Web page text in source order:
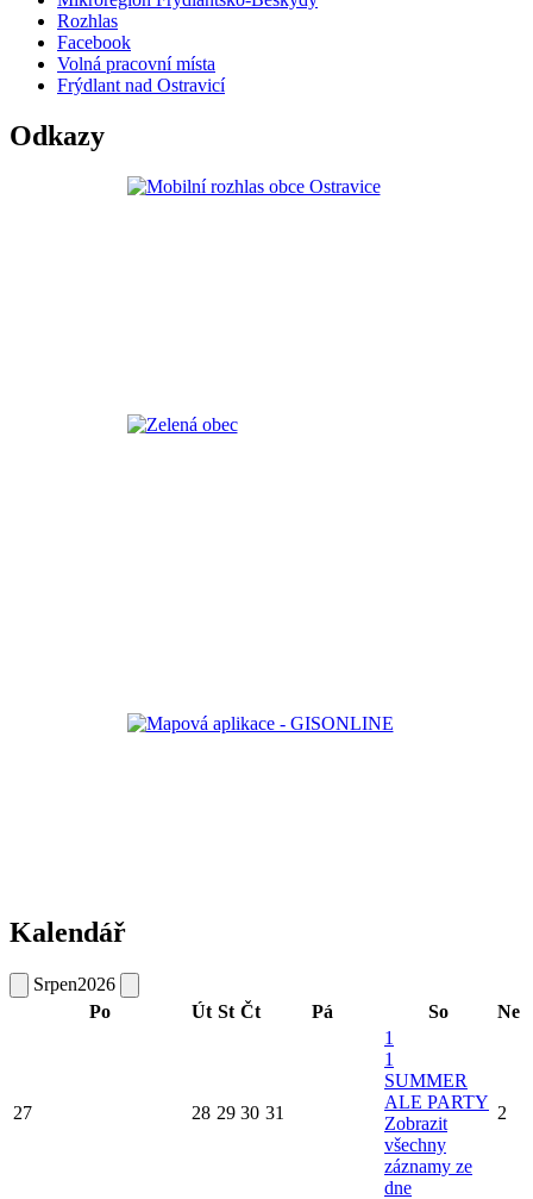
Rozhlas
Facebook
Volná pracovní místa
Frýdlant nad Ostravicí
Odkazy
Kalendář
Srpen2026
Po
Út St Čt Pá So Ne
27 28 29 30 31
1
1
SUMMER
ALE PARTY
Zobrazit
všechny
záznamy ze
dne
2